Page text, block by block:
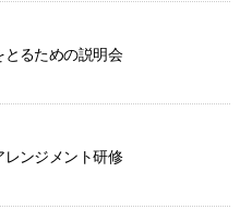
とるための説明会
ンジメント研修